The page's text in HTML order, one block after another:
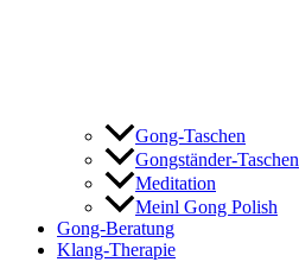
Gong-Taschen
Gongständer-Taschen
Meditation
Meinl Gong Polish
Gong-Beratung
Klang-Therapie